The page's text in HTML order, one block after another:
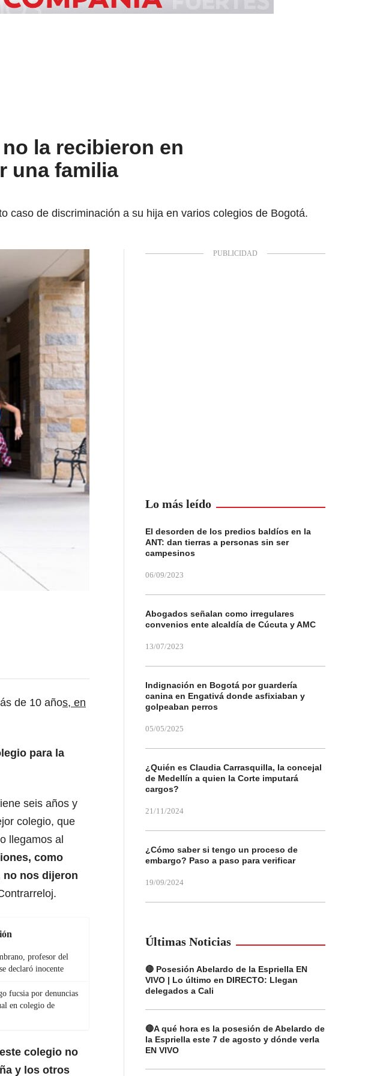
la recibieron en
una familia
caso de discriminación a su hija en varios colegios de Bogotá.
de 10 años, en
para la
seis años y
colegio, que
llegamos al
como
no nos dijeron
profesor del
declaró inocente
fucsia por denuncias
en colegio de
colegio no
y los otros
Lo más leído
El desorden de los predios baldíos en la
ANT: dan tierras a personas sin ser
campesinos
06/09/2023
Abogados señalan como irregulares
convenios ente alcaldía de Cúcuta y AMC
13/07/2023
Indignación en Bogotá por guardería
canina en Engativá donde asfixiaban y
golpeaban perros
05/05/2025
¿Quién es Claudia Carrasquilla, la concejal
de Medellín a quien la Corte imputará
cargos?
21/11/2024
¿Cómo saber si tengo un proceso de
embargo? Paso a paso para verificar
19/09/2024
Últimas Noticias
🔴 Posesión Abelardo de la Espriella EN
VIVO | Lo último en DIRECTO: Llegan
delegados a Cali
🔴A qué hora es la posesión de Abelardo de
la Espriella este 7 de agosto y dónde verla
EN VIVO